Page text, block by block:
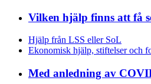
Vilken hjälp finns att få
Hjälp från LSS eller SoL
Ekonomisk hjälp, stiftelser och
Med anledning av